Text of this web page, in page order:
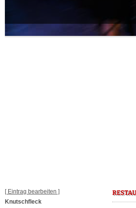
[ Eintrag bearbeiten ]
Knutschfleck